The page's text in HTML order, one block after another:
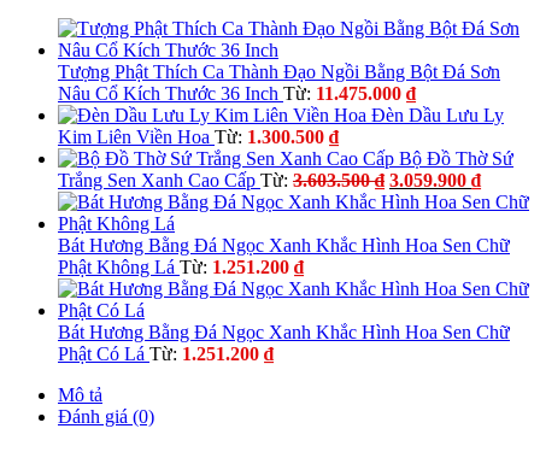
Tượng Phật Thích Ca Thành Đạo Ngồi Bằng Bột Đá Sơn
Nâu Cổ Kích Thước 36 Inch Từ: 11.475.000 ₫
Đèn Dầu Lưu Ly
Kim Liên Viền Hoa Từ: 1.300.500 ₫
Bộ Đồ Thờ Sứ
Trắng Sen Xanh Cao Cấp Từ: 3.603.500₫ Giá
gốc
3.603.500 ₫.
3.059.900 ₫Giá
hiện
là:
Bát Hương Bằng Đá Ngọc Xanh Khắc Hình Hoa Sen Chữ
Phật Không Lá Từ: 1.251.200 ₫
Bát Hương Bằng Đá Ngọc Xanh Khắc Hình Hoa Sen Chữ
Phật Có Lá Từ: 1.251.200 ₫
Mô tả
Đánh giá (0)